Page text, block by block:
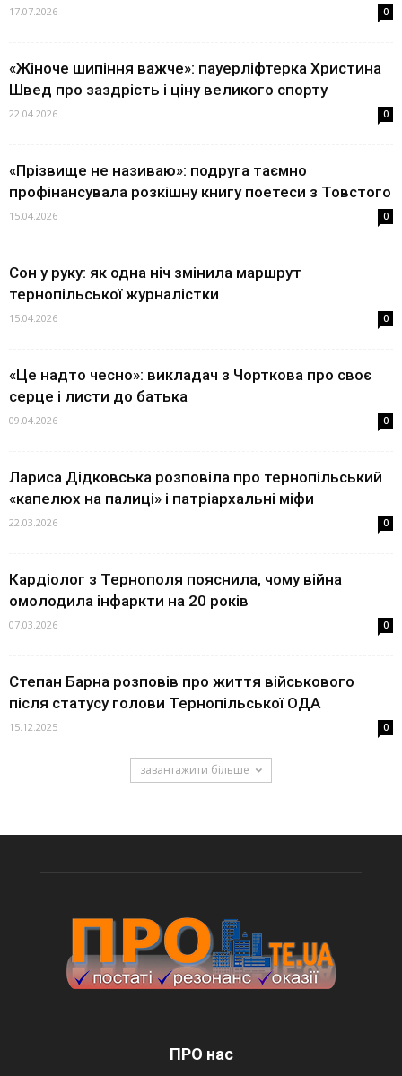
17.07.2026 0
«Жіноче шипіння важче»: пауерліфтерка Христина
Швед про заздрість і ціну великого спорту
22.04.2026 0
«Прізвище не називаю»: подруга таємно
профінансувала розкішну книгу поетеси з Товстого
15.04.2026 0
Сон у руку: як одна ніч змінила маршрут
тернопільської журналістки
15.04.2026 0
«Це надто чесно»: викладач з Чорткова про своє
серце і листи до батька
09.04.2026 0
Лариса Дідковська розповіла про тернопільський
«капелюх на палиці» і патріархальні міфи
22.03.2026 0
Кардіолог з Тернополя пояснила, чому війна
омолодила інфаркти на 20 років
07.03.2026 0
Степан Барна розповів про життя військового
після статусу голови Тернопільської ОДА
15.12.2025 0
завантажити більше
ПРО нас